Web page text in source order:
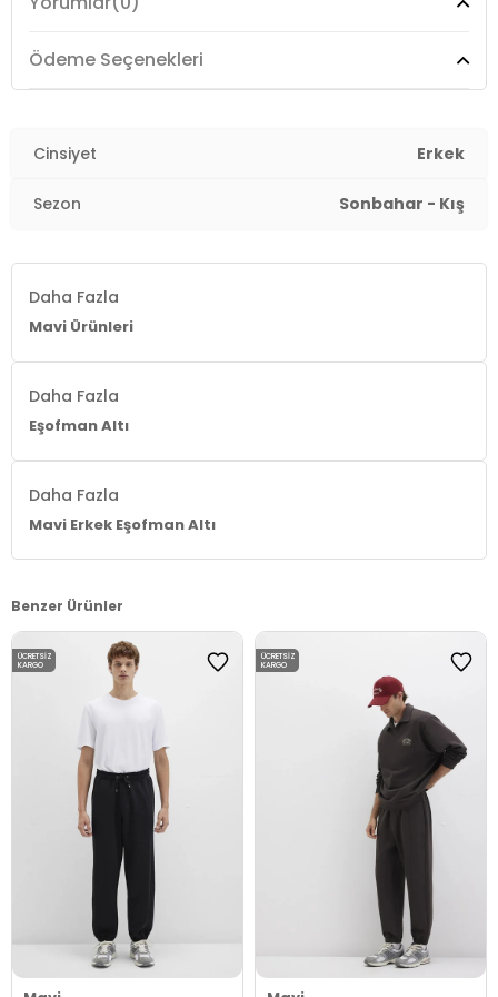
Detay :
Ödeme Seçenekleri
Cinsiyet Erkek
Sezon Sonbahar - Kış
Daha Fazla
Mavi Ürünleri
Daha Fazla
Eşofman Altı
Daha Fazla
Mavi Erkek Eşofman Altı
Benzer Ürünler
ÜCRETSIZ
KARGO
ÜCRETSIZ
KARGO